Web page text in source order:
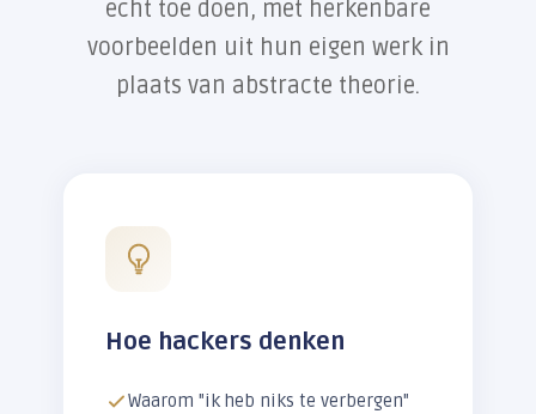
echt toe doen, met herkenbare
voorbeelden uit hun eigen werk in
plaats van abstracte theorie.
Hoe hackers denken
Waarom "ik heb niks te verbergen"